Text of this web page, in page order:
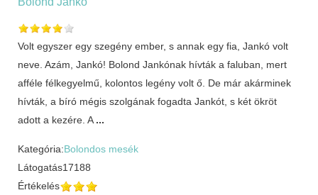
Volt egyszer egy szegény ember, s annak egy fia, Jankó volt
neve. Azám, Jankó! Bolond Jankónak hívták a faluban, mert
afféle félkegyelmű, kolontos legény volt ő. De már akárminek
hívták, a bíró mégis szolgának fogadta Jankót, s két ökröt
adott a kezére. A ...
Kategória:Bolondos mesék
Látogatás17188
Értékelés